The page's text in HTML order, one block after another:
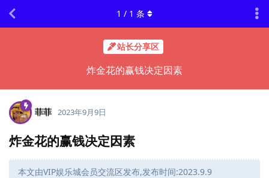
站长分享区
炸金花的赢钱决定因素
1 / 1 条
菲菲 2023年9月9日
炸金花的赢钱决定因素
本文由VIP娱乐城会员交流区发布,发布时间:2023.9.9